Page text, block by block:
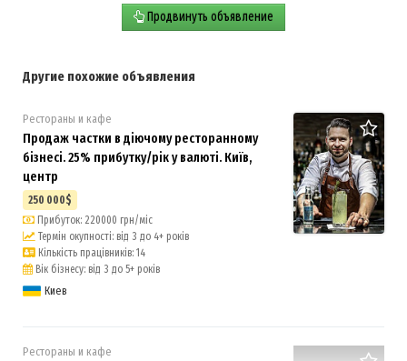
Продвинуть объявление
Другие похожие объявления
Рестораны и кафе
Продаж частки в діючому ресторанному
бізнесі. 25% прибутку/рік у валюті. Київ,
центр
250 000$
Прибуток: 220000 грн/міс
Термін окупності: від 3 до 4+ років
Кількість працівників: 14
Вік бізнесу: від 3 до 5+ років
Киев
Рестораны и кафе